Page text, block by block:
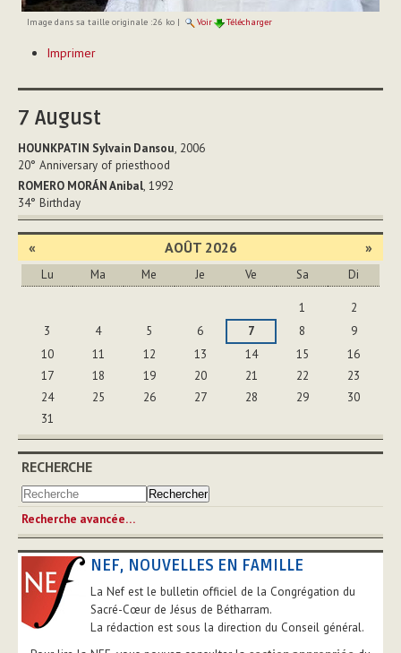
Image dans sa taille originale :26 ko| Voir Télécharger
sur
document
Imprimer
7 August
HOUNKPATIN Sylvain Dansou, 2006
20° Anniversary of priesthood
ROMERO MORÁN Anibal, 1992
34° Birthday
« AOÛT 2026 »
Lu Ma Me Je Ve Sa Di
1
2
3
4 5 6 7 8
9
10
11 12 13 14 15
16
17
18 19 20 21 22
23
24
25 26 27 28 29
30
31
RECHERCHE
Recherche avancée…
NEF, NOUVELLES EN FAMILLE
La Nef est le bulletin officiel de la Congrégation du
Sacré-Cœur de Jésus de Bétharram.
La rédaction est sous la direction du Conseil général.